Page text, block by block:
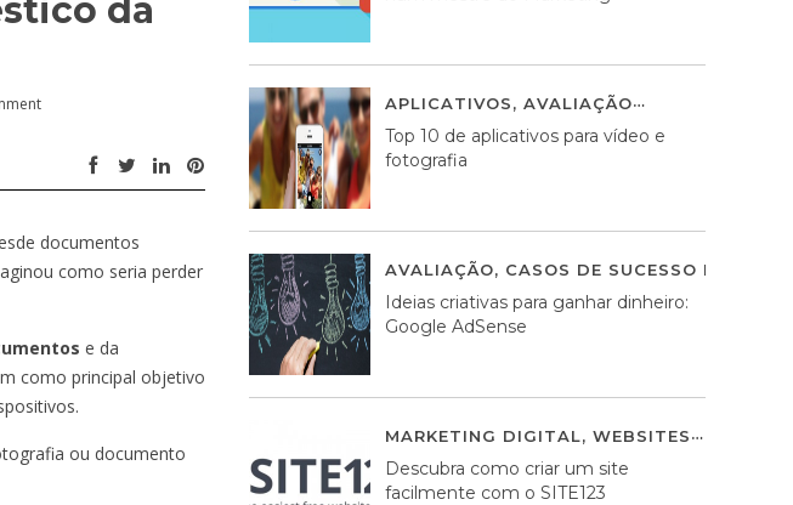
da
documentos
como seria perder
e da
como principal objetivo
ou documento
APLICATIVOS, AVALIAÇÃO
Top 10 de aplicativos para vídeo e
fotografia
AVALIAÇÃO, CASOS DE SUCESSO DE
Ideias criativas para ganhar dinheiro:
Google AdSense
MARKETING DIGITAL, WEBSITES
Descubra como criar um site
facilmente com o SITE123